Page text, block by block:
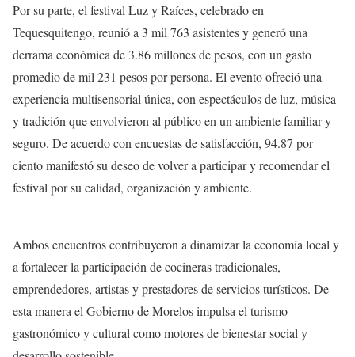
Por su parte, el festival Luz y Raíces, celebrado en
Tequesquitengo, reunió a 3 mil 763 asistentes y generó una
derrama económica de 3.86 millones de pesos, con un gasto
promedio de mil 231 pesos por persona. El evento ofreció una
experiencia multisensorial única, con espectáculos de luz, música
y tradición que envolvieron al público en un ambiente familiar y
seguro. De acuerdo con encuestas de satisfacción, 94.87 por
ciento manifestó su deseo de volver a participar y recomendar el
festival por su calidad, organización y ambiente.
Ambos encuentros contribuyeron a dinamizar la economía local y
a fortalecer la participación de cocineras tradicionales,
emprendedores, artistas y prestadores de servicios turísticos. De
esta manera el Gobierno de Morelos impulsa el turismo
gastronómico y cultural como motores de bienestar social y